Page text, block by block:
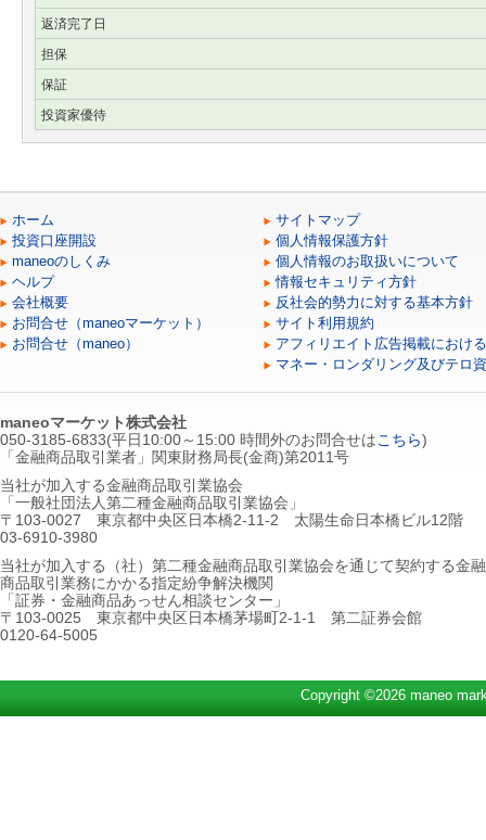
返済完了日
担保
保証
投資家優待
ホーム
投資口座開設
maneoのしくみ
ヘルプ
会社概要
お問合せ（maneoマーケット）
お問合せ（maneo）
サイトマップ
個人情報保護方針
個人情報のお取扱いについて
情報セキュリティ方針
反社会的勢力に対する基本方針
サイト利用規約
アフィリエイト広告掲載におけ
マネー・ロンダリング及びテロ
maneoマーケット株式会社
050-3185-6833(平日10:00～15:00 時間外のお問合せは こちら)
「金融商品取引業者」関東財務局長(金商)第2011号
当社が加入する金融商品取引業協会
「一般社団法人第二種金融商品取引業協会」
〒103-0027 東京都中央区日本橋2-11-2 太陽生命日本橋ビル12階
03-6910-3980
当社が加入する（社）第二種金融商品取引業協会を通じて契約する金融
商品取引業務にかかる指定紛争解決機関
「証券・金融商品あっせん相談センター」
〒103-0025 東京都中央区日本橋茅場町2-1-1 第二証券会館
0120-64-5005
Copyright ©2026 maneo